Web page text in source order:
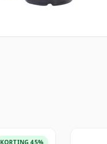
KORTING 45%